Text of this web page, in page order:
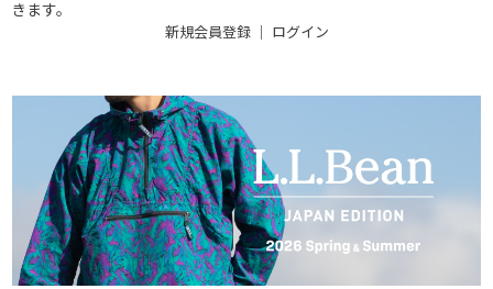
きます。
新規会員登録｜ ログイン